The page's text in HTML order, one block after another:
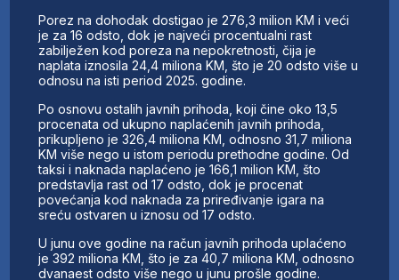
Porez na dohodak dostigao je 276,3 milion KM i veći
je za 16 odsto, dok je najveći procentualni rast
zabilježen kod poreza na nepokretnosti, čija je
naplata iznosila 24,4 miliona KM, što je 20 odsto više u
odnosu na isti period 2025. godine.
Po osnovu ostalih javnih prihoda, koji čine oko 13,5
procenata od ukupno naplaćenih javnih prihoda,
prikupljeno je 326,4 miliona KM, odnosno 31,7 miliona
KM više nego u istom periodu prethodne godine. Od
taksi i naknada naplaćeno je 166,1 milion KM, što
predstavlja rast od 17 odsto, dok je procenat
povećanja kod naknada za priređivanje igara na
sreću ostvaren u iznosu od 17 odsto.
U junu ove godine na račun javnih prihoda uplaćeno
je 392 miliona KM, što je za 40,7 miliona KM, odnosno
dvanaest odsto više nego u junu prošle godine.